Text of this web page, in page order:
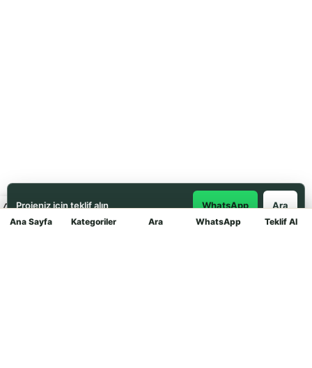
Ana Sayfa Kategoriler Ara WhatsApp Teklif Al
Projeniz için teklif alın WhatsApp Ara